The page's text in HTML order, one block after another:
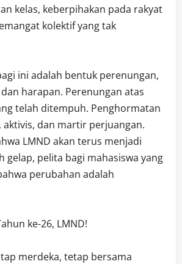
kelas, keberpihakan pada rakyat
kolektif yang tak
ini adalah bentuk perenungan,
harapan. Perenungan atas
telah ditempuh. Penghormatan
aktivis, dan martir perjuangan.
LMND akan terus menjadi
gelap, pelita bagi mahasiswa yang
perubahan adalah
ke-26, LMND!
merdeka, tetap bersama